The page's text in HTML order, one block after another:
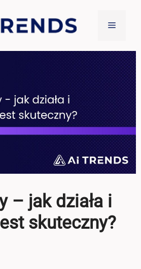
Menu
– jak działa i
skuteczny?